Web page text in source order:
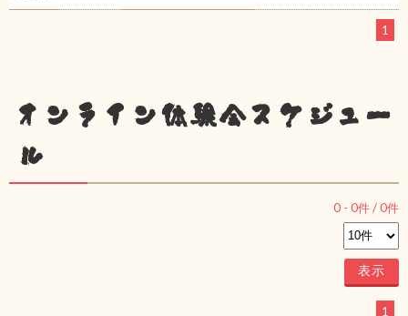
1
オンライン体験会スケジュー
ル
0 - 0件 /0件
1